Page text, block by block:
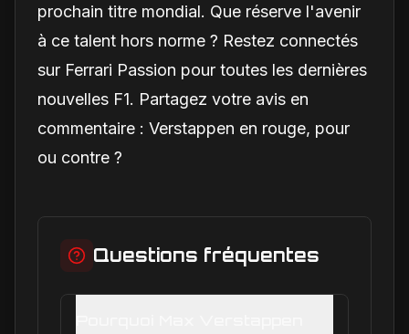
prochain titre mondial. Que réserve l'avenir
à ce talent hors norme ? Restez connectés
sur Ferrari Passion pour toutes les dernières
nouvelles F1. Partagez votre avis en
commentaire : Verstappen en rouge, pour
ou contre ?
Questions fréquentes